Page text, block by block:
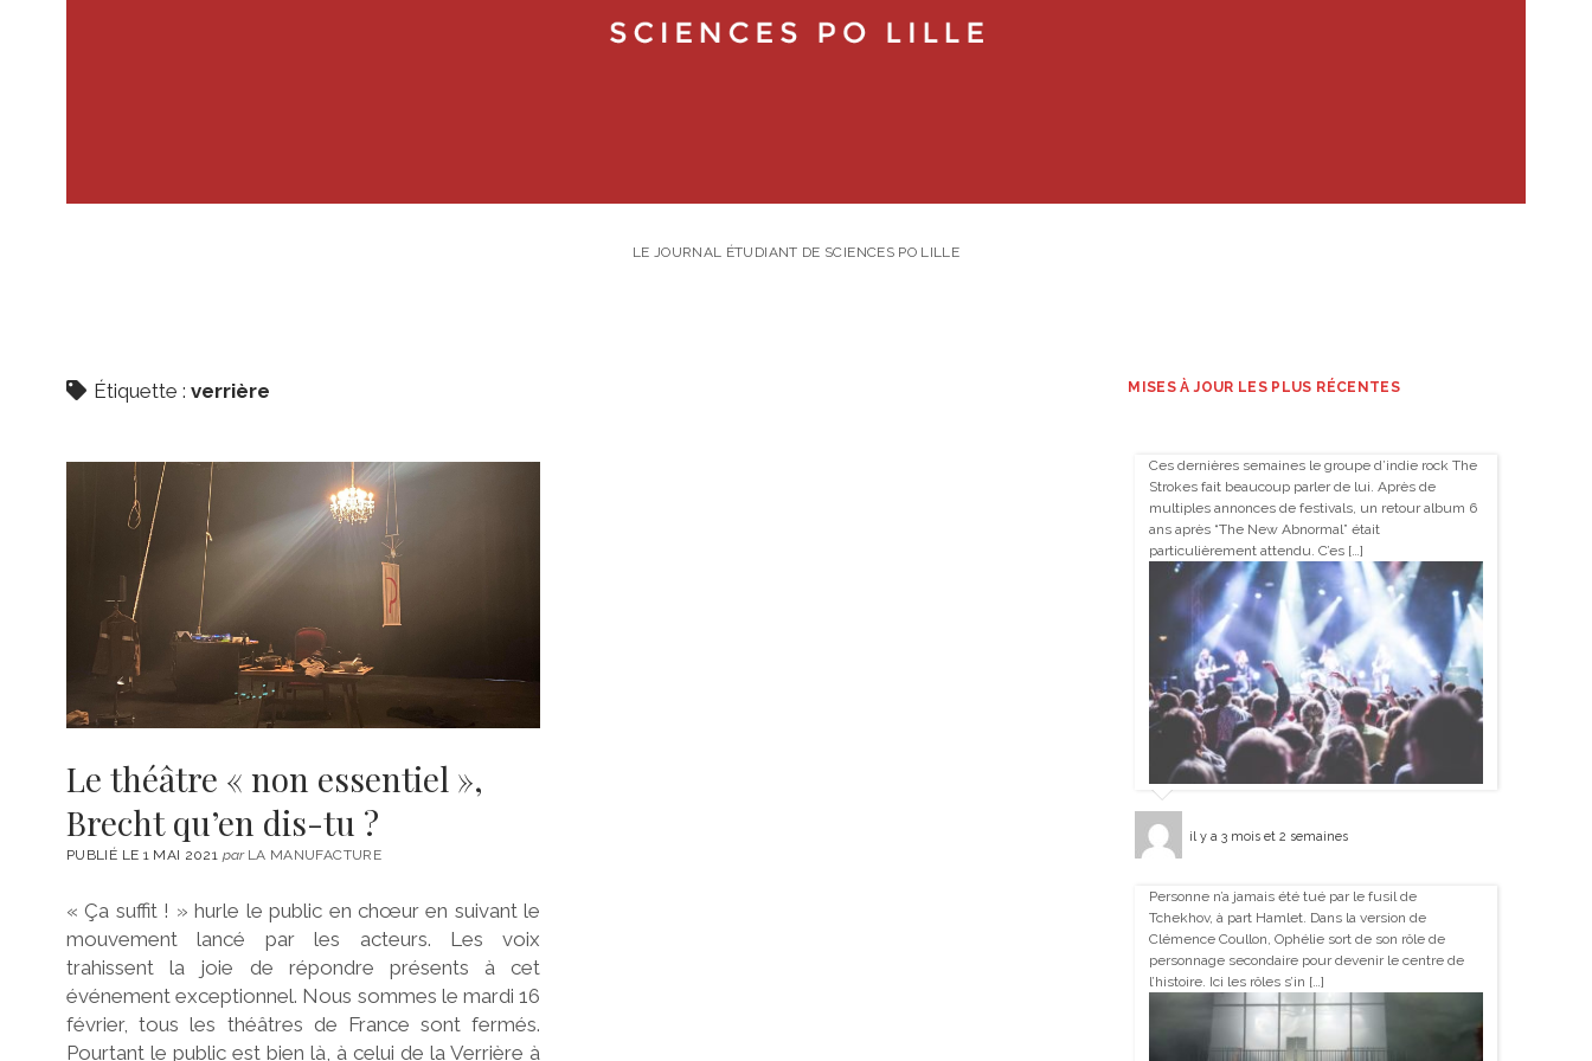
LE JOURNAL ÉTUDIANT DE SCIENCES PO LILLE
Étiquette : verrière
Le théâtre « non essentiel »,
Brecht qu’en dis-tu ?
PUBLIÉ LE 1 MAI 2021 parLA MANUFACTURE
« Ça suffit ! » hurle le public en chœur en suivant le
mouvement lancé par les acteurs. Les voix
trahissent la joie de répondre présents à cet
événement exceptionnel. Nous sommes le mardi 16
février, tous les théâtres de France sont fermés.
Pourtant le public est bien là, à celui de la Verrière à
MISES À JOUR LES PLUS RÉCENTES
Ces dernières semaines le groupe d’indie rock The
Strokes fait beaucoup parler de lui. Après de
multiples annonces de festivals, un retour album 6
ans après “The New Abnormal” était
particulièrement attendu. C’es […]
il y a 3 mois et 2 semaines
Personne n’a jamais été tué par le fusil de
Tchekhov, à part Hamlet. Dans la version de
Clémence Coullon, Ophélie sort de son rôle de
personnage secondaire pour devenir le centre de
l’histoire. Ici les rôles s’in […]